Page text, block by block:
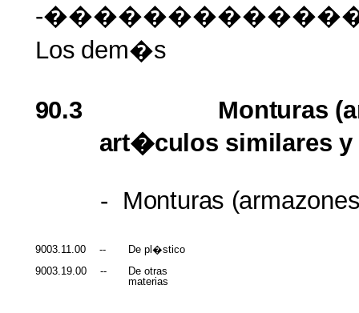
-
Los dem�s
90.3 Monturas
art�culos similares y
- Monturas
9003.11.00 --
De pl�stico
9003.19.00
--
De otras
materias